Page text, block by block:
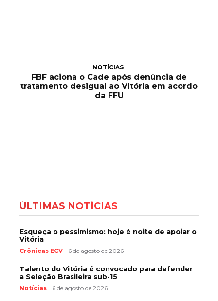
NOTÍCIAS
FBF aciona o Cade após denúncia de
tratamento desigual ao Vitória em acordo
da FFU
ÚLTIMAS NOTÍCIAS
Esqueça o pessimismo: hoje é noite de apoiar o
Vitória
Crônicas ECV 6 de agosto de 2026
Talento do Vitória é convocado para defender
a Seleção Brasileira sub-15
Notícias 6 de agosto de 2026